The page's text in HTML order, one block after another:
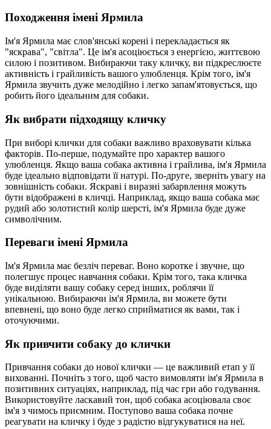
Походження імені Ярмила
Ім'я Ярмила має слов'янські корені і перекладається як
"яскрава", "світла". Це ім'я асоціюється з енергією, життєвою
силою і позитивом. Вибираючи таку кличку, ви підкреслюєте
активність і грайливість вашого улюбленця. Крім того, ім'я
Ярмила звучить дуже мелодійно і легко запам'ятовується, що
робить його ідеальним для собаки.
Як вибрати підходящу кличку
При виборі клички для собаки важливо враховувати кілька
факторів. По-перше, подумайте про характер вашого
улюбленця. Якщо ваша собака активна і грайлива, ім'я Ярмила
буде ідеально відповідати її натурі. По-друге, зверніть увагу на
зовнішність собаки. Яскраві і виразні забарвлення можуть
бути відображені в кличці. Наприклад, якщо ваша собака має
рудий або золотистий колір шерсті, ім'я Ярмила буде дуже
символічним.
Переваги імені Ярмила
Ім'я Ярмила має безліч переваг. Воно коротке і звучне, що
полегшує процес навчання собаки. Крім того, така кличка
буде виділяти вашу собаку серед інших, роблячи її
унікальною. Вибираючи ім'я Ярмила, ви можете бути
впевнені, що воно буде легко сприйматися як вами, так і
оточуючими.
Як привчити собаку до клички
Привчання собаки до нової клички — це важливий етап у її
вихованні. Почніть з того, щоб часто вимовляти ім'я Ярмила в
позитивних ситуаціях, наприклад, під час гри або годування.
Використовуйте ласкавий тон, щоб собака асоціювала своє
ім'я з чимось приємним. Поступово ваша собака почне
реагувати на кличку і буде з радістю відгукуватися на неї.